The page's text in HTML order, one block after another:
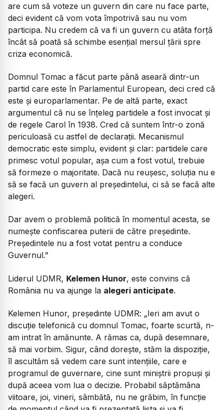
are cum să voteze un guvern din care nu face parte,
deci evident că vom vota împotrivă sau nu vom
participa. Nu credem că va fi un guvern cu atâta forță
încât să poată să schimbe esențial mersul țării spre
criza economică.
Domnul Tomac a făcut parte până aseară dintr-un
partid care este în Parlamentul European, deci cred că
este și europarlamentar. Pe de altă parte, exact
argumentul că nu se înțeleg partidele a fost invocat și
de regele Carol în 1938. Cred că suntem într-o zonă
periculoasă cu astfel de declarații. Mecanismul
democratic este simplu, evident și clar: partidele care
primesc votul popular, așa cum a fost votul, trebuie
să formeze o majoritate. Dacă nu reușesc, soluția nu e
să se facă un guvern al președintelui, ci să se facă alte
alegeri.
Dar avem o problemă politică în momentul acesta, se
numește confiscarea puterii de către președinte.
Președintele nu a fost votat pentru a conduce
Guvernul.”
Liderul UDMR, Kelemen Hunor, este convins că
România nu va ajunge la alegeri anticipate.
Kelemen Hunor, președinte UDMR: „Ieri am avut o
discuție telefonică cu domnul Tomac, foarte scurtă, n-
am intrat în amănunte. A rămas ca, după desemnare,
să mai vorbim. Sigur, când dorește, stăm la dispoziție,
îl ascultăm să vedem care sunt intențiile, care e
programul de guvernare, cine sunt miniștrii propuși și
după aceea vom lua o decizie. Probabil săptămâna
viitoare, joi, vineri, sâmbătă, nu ne grăbim, în funcție